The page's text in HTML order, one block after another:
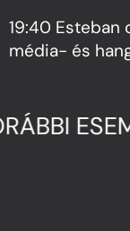
19:40 Esteban
média- és